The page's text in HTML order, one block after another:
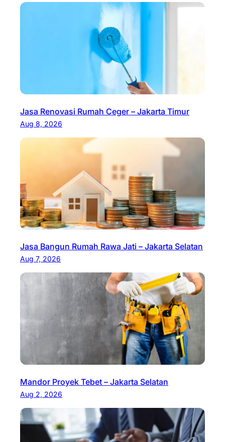
Jasa Renovasi Rumah Ceger – Jakarta Timur
Aug 8, 2026
Jasa Bangun Rumah Rawa Jati – Jakarta Selatan
Aug 7, 2026
Mandor Proyek Tebet – Jakarta Selatan
Aug 2, 2026